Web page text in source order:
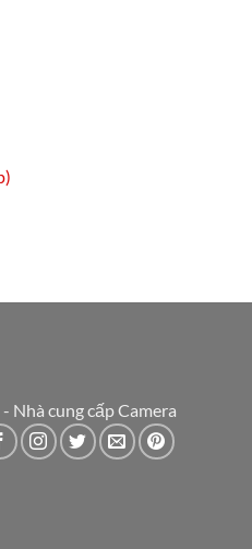
Nhà cung cấp Camera